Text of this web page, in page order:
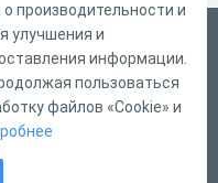
производительности и
улучшения и
информации.
пользоваться
файлов «Cookie» и